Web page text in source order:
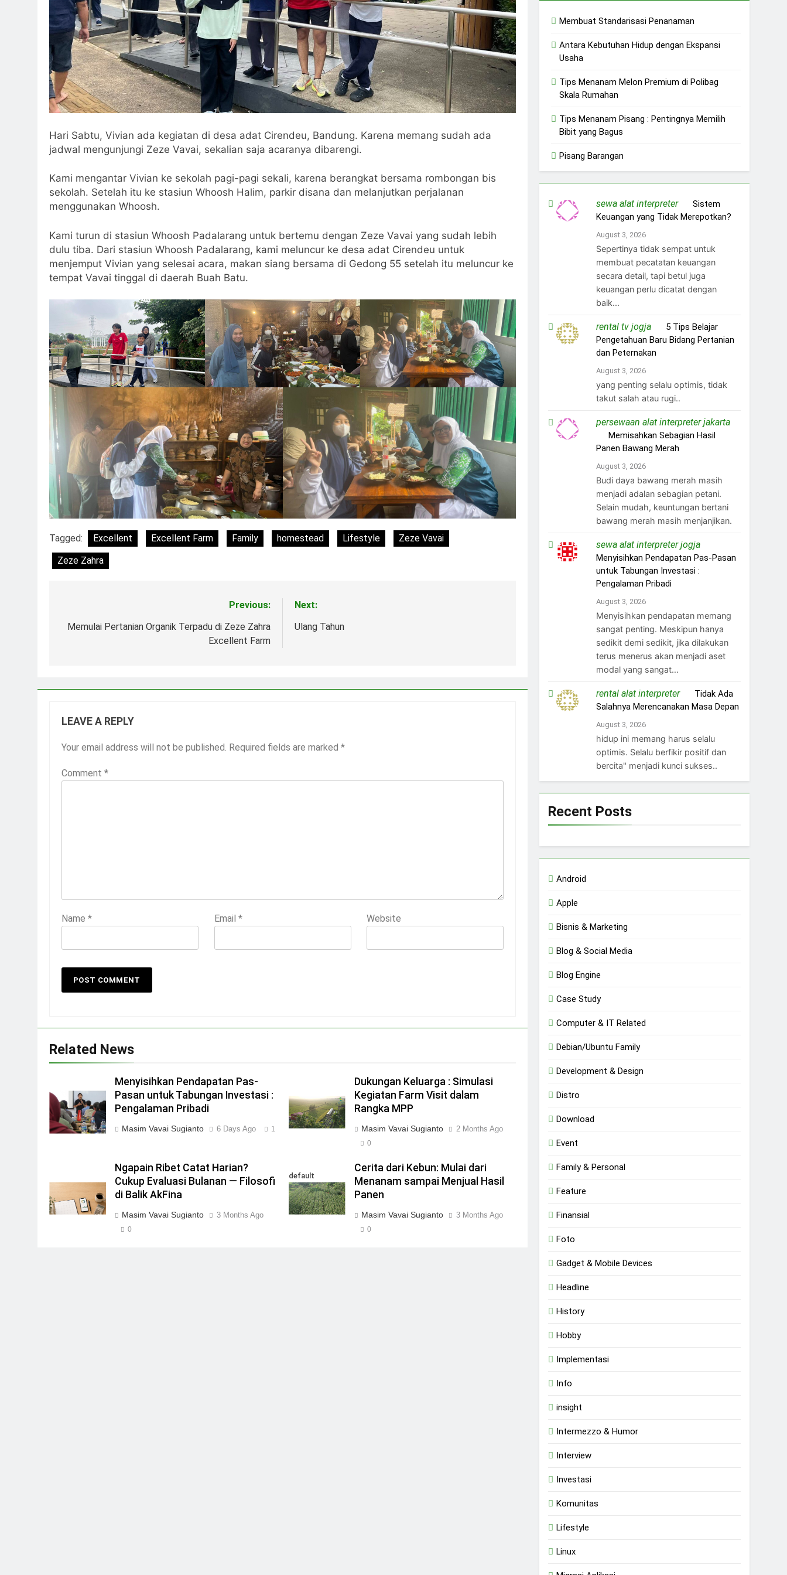
Hari Sabtu, Vivian ada kegiatan di desa adat Cirendeu, Bandung. Karena memang sudah ada
jadwal mengunjungi Zeze Vavai, sekalian saja acaranya dibarengi.
Kami mengantar Vivian ke sekolah pagi-pagi sekali, karena berangkat bersama rombongan bis
sekolah. Setelah itu ke stasiun Whoosh Halim, parkir disana dan melanjutkan perjalanan
menggunakan Whoosh.
Kami turun di stasiun Whoosh Padalarang untuk bertemu dengan Zeze Vavai yang sudah lebih
dulu tiba. Dari stasiun Whoosh Padalarang, kami meluncur ke desa adat Cirendeu untuk
menjemput Vivian yang selesai acara, makan siang bersama di Gedong 55 setelah itu meluncur ke
tempat Vavai tinggal di daerah Buah Batu.
Tagged: Excellent Excellent Farm Family homestead Lifestyle
Zeze Vavai
Zeze Zahra
navigation
Previous:
Memulai Pertanian Organik Terpadu di Zeze Zahra
Excellent Farm
Next:
Ulang Tahun
LEAVE A REPLY
Your email address will not be published. Required fields are marked *
Comment *
Name * Email * Website
Related News
Menyisihkan Pendapatan Pas-
Pasan untuk Tabungan Investasi :
Pengalaman Pribadi
Masim Vavai Sugianto 6 Days Ago 1
Dukungan Keluarga : Simulasi
Kegiatan Farm Visit dalam
Rangka MPP
Masim Vavai Sugianto 2 Months Ago
0
Ngapain Ribet Catat Harian?
Cukup Evaluasi Bulanan — Filosofi
di Balik AkFina
Masim Vavai Sugianto 3 Months Ago
0
default
Cerita dari Kebun: Mulai dari
Menanam sampai Menjual Hasil
Panen
Masim Vavai Sugianto 3 Months Ago
0
Membuat Standarisasi Penanaman
Antara Kebutuhan Hidup dengan Ekspansi
Usaha
Tips Menanam Melon Premium di Polibag
Skala Rumahan
Tips Menanam Pisang : Pentingnya Memilih
Bibit yang Bagus
Pisang Barangan
sewa alat interpreteron Sistem
Keuangan yang Tidak Merepotkan?
August 3, 2026
Sepertinya tidak sempat untuk
membuat pecatatan keuangan
secara detail, tapi betul juga
keuangan perlu dicatat dengan
baik...
rental tv jogjaon 5 Tips Belajar
Pengetahuan Baru Bidang Pertanian
dan Peternakan
August 3, 2026
yang penting selalu optimis, tidak
takut salah atau rugi..
persewaan alat interpreter jakarta
Memisahkan Sebagian Hasil
Panen Bawang Merah
August 3, 2026
Budi daya bawang merah masih
menjadi adalan sebagian petani.
Selain mudah, keuntungan bertani
bawang merah masih menjanjikan.
sewa alat interpreter jogjaon
Menyisihkan Pendapatan Pas-Pasan
untuk Tabungan Investasi :
Pengalaman Pribadi
August 3, 2026
Menyisihkan pendapatan memang
sangat penting. Meskipun hanya
sedikit demi sedikit, jika dilakukan
terus menerus akan menjadi aset
modal yang sangat…
rental alat interpreteron Tidak Ada
Salahnya Merencanakan Masa Depan
August 3, 2026
hidup ini memang harus selalu
optimis. Selalu berfikir positif dan
bercita" menjadi kunci sukses..
Recent Posts
Android
Apple
Bisnis & Marketing
Blog & Social Media
Blog Engine
Case Study
Computer & IT Related
Debian/Ubuntu Family
Development & Design
Distro
Download
Event
Family & Personal
Feature
Finansial
Foto
Gadget & Mobile Devices
Headline
History
Hobby
Implementasi
Info
insight
Intermezzo & Humor
Interview
Investasi
Komunitas
Lifestyle
Linux